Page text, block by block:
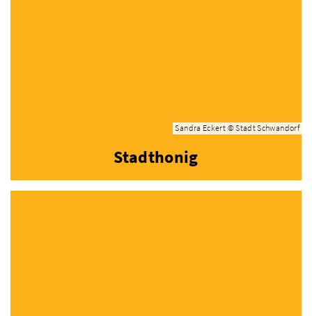
Sandra Eckert © Stadt Schwandorf
Stadthonig